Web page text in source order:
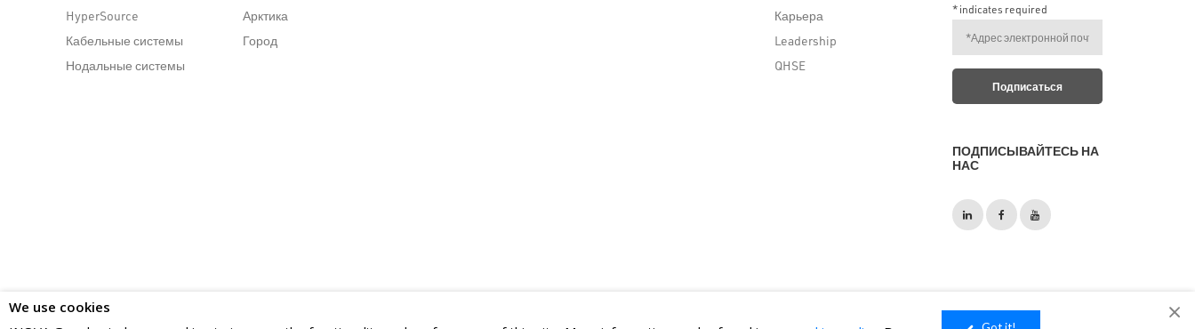
HyperSource
Кабельные системы
Нодальные системы
Арктика
Город
Карьера
Leadership
QHSE
*indicates required
ПОДПИСЫВАЙТЕСЬ НА
НАС
We use cookies